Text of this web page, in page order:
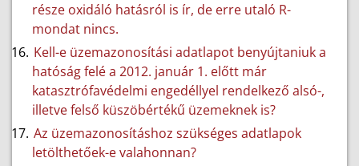
része oxidáló hatásról is ír, de erre utaló R-
mondat nincs.
Kell-e üzemazonosítási adatlapot benyújtaniuk a
hatóság felé a 2012. január 1. előtt már
katasztrófavédelmi engedéllyel rendelkező alsó-,
illetve felső küszöbértékű üzemeknek is?
Az üzemazonosításhoz szükséges adatlapok
letölthetőek-e valahonnan?